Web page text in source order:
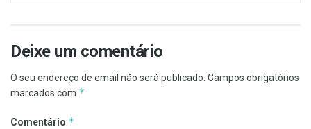
Deixe um comentário
O seu endereço de email não será publicado. Campos obrigatórios
marcados com *
Comentário *